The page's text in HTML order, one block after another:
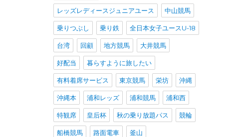
レッズレディースジュニアユース 中山競馬
乗りつぶし 乗り鉄 全日本女子ユースU-18
台湾 回顧 地方競馬 大井競馬
好配当 暮らすように旅したい
有料着席サービス 東京競馬 栄坊 沖縄
沖縄本 浦和レッズ 浦和競馬 浦和西
特観席 皇后杯 秋の乗り放題パス 競輪
船橋競馬 路面電車 釜山